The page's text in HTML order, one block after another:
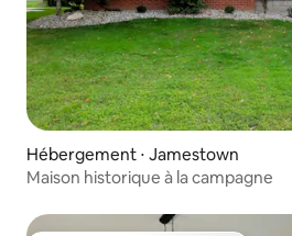
Hébergement ⋅ Jamestown
Maison historique à la campagne